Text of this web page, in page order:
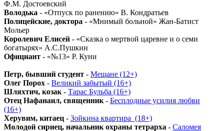
Ф.М. Достоевский
Володька - «Отпуск по ранению» В. Кондратьев
Полицейские, доктора - «Мнимый больной» Жан-Батист
Мольер
Королевич Елисей - «Сказка о мертвой царевне и о семи
богатырях» А.С.Пушкин
Официант - «№13» Р. Куни
Петр, бывший студент - Мещане (12+)
Олег Порох - Великий забытый (16+)
Шляхтич, козак - Тарас Бульба (16+)
Отец Нафанаил, священник - Бесплодные усилия любви
(16+)
Херувим, китаец - Зойкина квартира_(18+)
Молодой сириец, начальник охраны тетрарха - Саломея